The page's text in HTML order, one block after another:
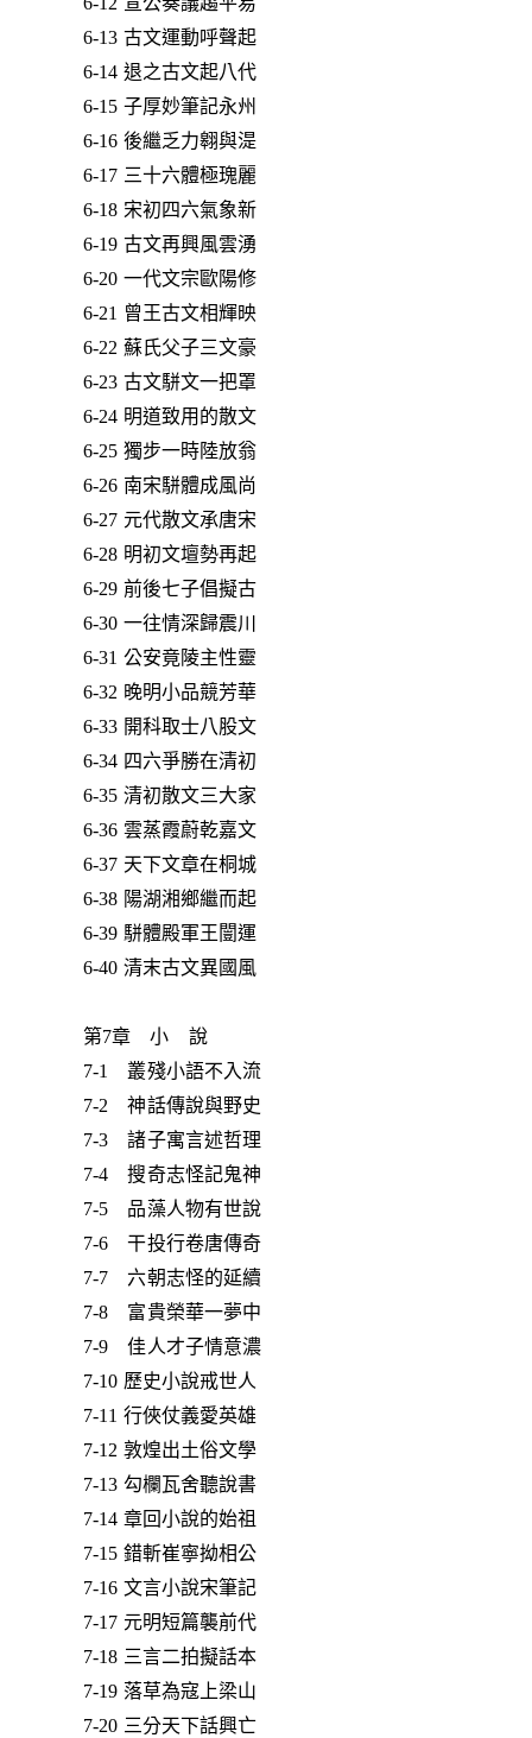
6-13 古文運動呼聲起
6-14 退之古文起八代
6-15 子厚妙筆記永州
6-16 後繼乏力翱與湜
6-17 三十六體極瑰麗
6-18 宋初四六氣象新
6-19 古文再興風雲湧
6-20 一代文宗歐陽修
6-21 曾王古文相輝映
6-22 蘇氏父子三文豪
6-23 古文駢文一把罩
6-24 明道致用的散文
6-25 獨步一時陸放翁
6-26 南宋駢體成風尚
6-27 元代散文承唐宋
6-28 明初文壇勢再起
6-29 前後七子倡擬古
6-30 一往情深歸震川
6-31 公安竟陵主性靈
6-32 晚明小品競芳華
6-33 開科取士八股文
6-34 四六爭勝在清初
6-35 清初散文三大家
6-36 雲蒸霞蔚乾嘉文
6-37 天下文章在桐城
6-38 陽湖湘鄉繼而起
6-39 駢體殿軍王闓運
6-40 清末古文異國風
第7章 小 說
7-1 叢殘小語不入流
7-2 神話傳說與野史
7-3 諸子寓言述哲理
7-4 搜奇志怪記鬼神
7-5 品藻人物有世說
7-6 干投行卷唐傳奇
7-7 六朝志怪的延續
7-8 富貴榮華一夢中
7-9 佳人才子情意濃
7-10 歷史小說戒世人
7-11 行俠仗義愛英雄
7-12 敦煌出土俗文學
7-13 勾欄瓦舍聽說書
7-14 章回小說的始祖
7-15 錯斬崔寧拗相公
7-16 文言小說宋筆記
7-17 元明短篇襲前代
7-18 三言二拍擬話本
7-19 落草為寇上梁山
7-20 三分天下話興亡